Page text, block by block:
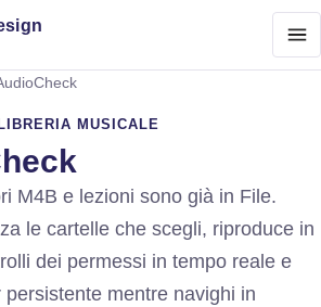
MUSICALE
M4B e lezioni sono già in File.
le cartelle che scegli, riproduce in
dei permessi in tempo reale e
mentre navighi in